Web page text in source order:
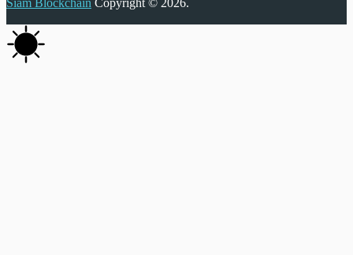
Siam Blockchain Copyright © 2026.